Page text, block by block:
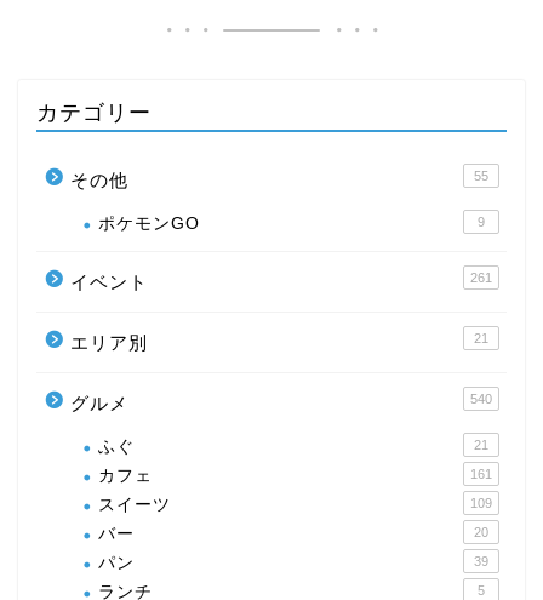
カテゴリー
その他 55
ポケモンGO 9
イベント 261
エリア別 21
グルメ 540
ふぐ 21
カフェ 161
スイーツ 109
バー 20
パン 39
ランチ 5